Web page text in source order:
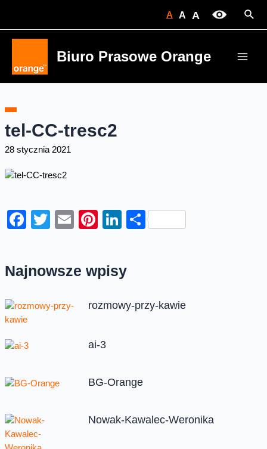
A A A
Biuro Prasowe Orange
tel-CC-tresc2
28 stycznia 2021
Facebook
Twitter
EmailPinterest
LinkedIn
Share
Najnowsze wpisy
rozmowy-przy-kawie
ai-3
BG-Orange
Nowak-Kawalec-Weronika